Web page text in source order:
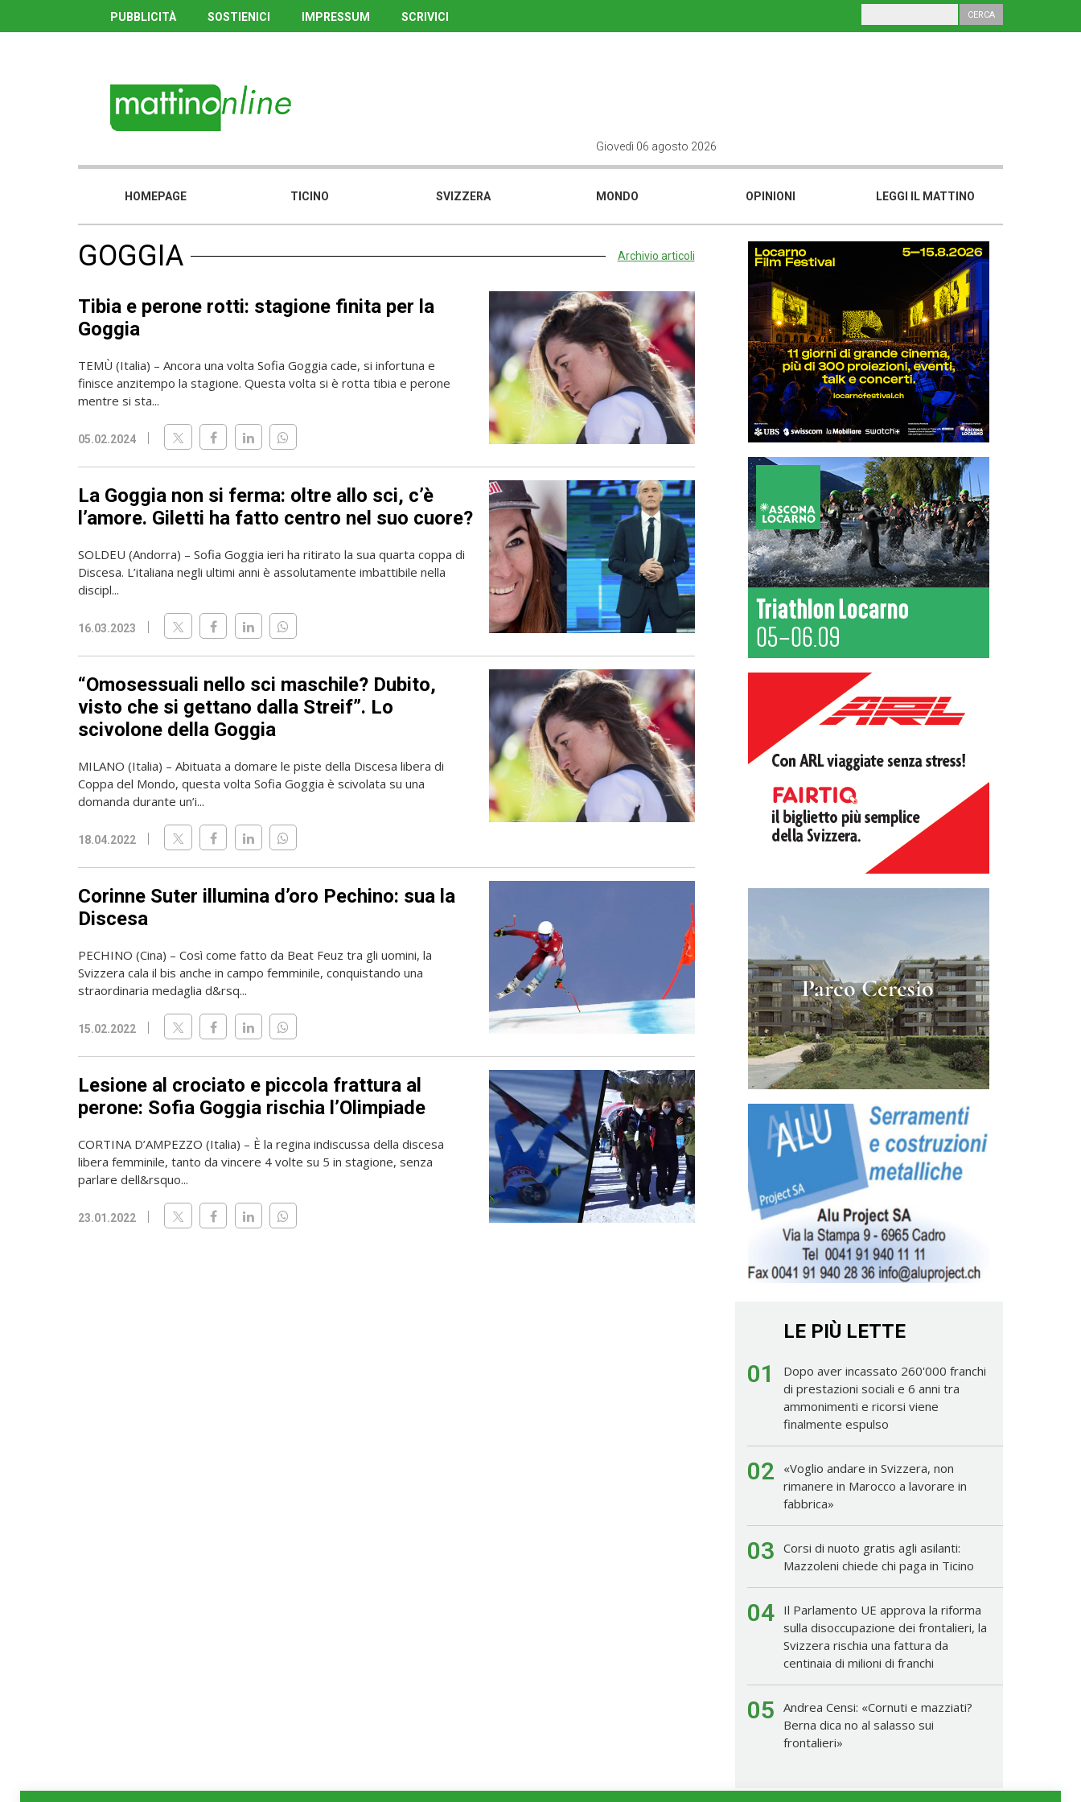
PUBBLICITÀ SOSTIENICI IMPRESSUM SCRIVICI
Giovedì 06 agosto 2026
HOMEPAGE TICINO SVIZZERA MONDO OPINIONI LEGGI IL MATTINO
GOGGIA Archivio articoli
Tibia e perone rotti: stagione finita per la
Goggia
TEMÙ (Italia) – Ancora una volta Sofia Goggia cade, si infortuna e
finisce anzitempo la stagione. Questa volta si è rotta tibia e perone
mentre si sta...
05.02.2024
La Goggia non si ferma: oltre allo sci, c’è
l’amore. Giletti ha fatto centro nel suo cuore?
SOLDEU (Andorra) – Sofia Goggia ieri ha ritirato la sua quarta coppa di
Discesa. L’italiana negli ultimi anni è assolutamente imbattibile nella
discipl...
16.03.2023
“Omosessuali nello sci maschile? Dubito,
visto che si gettano dalla Streif”. Lo
scivolone della Goggia
MILANO (Italia) – Abituata a domare le piste della Discesa libera di
Coppa del Mondo, questa volta Sofia Goggia è scivolata su una
domanda durante un’i...
18.04.2022
Corinne Suter illumina d’oro Pechino: sua la
Discesa
PECHINO (Cina) – Così come fatto da Beat Feuz tra gli uomini, la
Svizzera cala il bis anche in campo femminile, conquistando una
straordinaria medaglia d&rsq...
15.02.2022
Lesione al crociato e piccola frattura al
perone: Sofia Goggia rischia l’Olimpiade
CORTINA D’AMPEZZO (Italia) – È la regina indiscussa della discesa
libera femminile, tanto da vincere 4 volte su 5 in stagione, senza
parlare dell&rsquo...
23.01.2022
LE PIÙ LETTE
01
Dopo aver incassato 260'000 franchi
di prestazioni sociali e 6 anni tra
ammonimenti e ricorsi viene
finalmente espulso
02
«Voglio andare in Svizzera, non
rimanere in Marocco a lavorare in
fabbrica»
03 Corsi di nuoto gratis agli asilanti:
Mazzoleni chiede chi paga in Ticino
04
Il Parlamento UE approva la riforma
sulla disoccupazione dei frontalieri, la
Svizzera rischia una fattura da
centinaia di milioni di franchi
05 Andrea Censi: «Cornuti e mazziati?
Berna dica no al salasso sui
frontalieri»